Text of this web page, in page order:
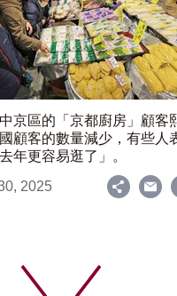
京區的「京都廚房」顧客
顧客的數量減少，有些人
年更容易逛了」。
2025